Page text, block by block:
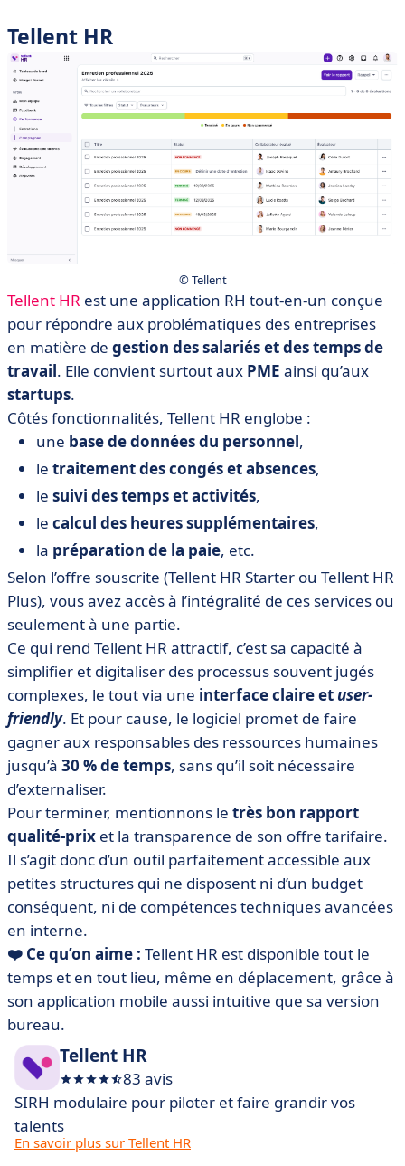
Tellent HR
© Tellent
Tellent HR est une application RH tout-en-un conçue
pour répondre aux problématiques des entreprises
en matière de gestion des salariés et des temps de
travail. Elle convient surtout aux PME ainsi qu’aux
startups.
Côtés fonctionnalités, Tellent HR englobe :
une base de données du personnel,
le traitement des congés et absences,
le suivi des temps et activités,
le calcul des heures supplémentaires,
la préparation de la paie, etc.
Selon l’offre souscrite (Tellent HR Starter ou Tellent HR
Plus), vous avez accès à l’intégralité de ces services ou
seulement à une partie.
Ce qui rend Tellent HR attractif, c’est sa capacité à
simplifier et digitaliser des processus souvent jugés
complexes, le tout via une interface claire et user-
friendly. Et pour cause, le logiciel promet de faire
gagner aux responsables des ressources humaines
jusqu’à 30 % de temps, sans qu’il soit nécessaire
d’externaliser.
Pour terminer, mentionnons le très bon rapport
qualité-prix et la transparence de son offre tarifaire.
Il s’agit donc d’un outil parfaitement accessible aux
petites structures qui ne disposent ni d’un budget
conséquent, ni de compétences techniques avancées
en interne.
❤️ Ce qu’on aime : Tellent HR est disponible tout le
temps et en tout lieu, même en déplacement, grâce à
son application mobile aussi intuitive que sa version
bureau.
Tellent HR
83 avis
SIRH modulaire pour piloter et faire grandir vos
talents
En savoir plus sur Tellent HR